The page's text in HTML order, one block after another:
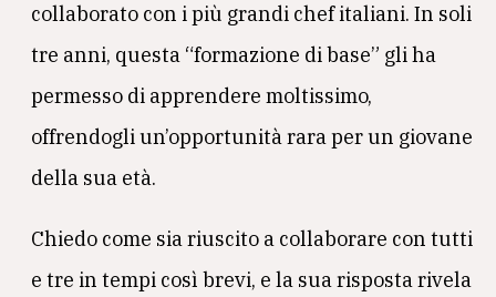
collaborato con i più grandi chef italiani. In soli
tre anni, questa “formazione di base” gli ha
permesso di apprendere moltissimo,
offrendogli un’opportunità rara per un giovane
della sua età.
Chiedo come sia riuscito a collaborare con tutti
e tre in tempi così brevi, e la sua risposta rivela